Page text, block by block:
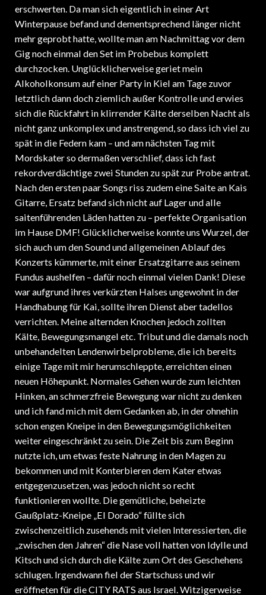
erschwerten. Da man sich eigentlich in einer Art
Winterpause befand und dementsprechend länger nicht
mehr geprobt hatte, wollte man am Nachmittag vor dem
Gig noch einmal den Set im Probebus komplett
durchzocken. Unglücklicherweise geriet mein
Alkoholkonsum auf einer Party in Kiel am Tage zuvor
letztlich dann doch ziemlich außer Kontrolle und erwies
sich die Rückfahrt in klirrender Kälte derselben Nacht als
nicht ganz unkomplex und anstrengend, so dass ich viel zu
spät in die Federn kam – und am nächsten Tag mit
Mordskater so dermaßen verschlief, dass ich fast
rekordverdächtige zwei Stunden zu spät zur Probe antrat.
Nach den ersten paar Songs riss zudem eine Saite an Kais
Gitarre, Ersatz befand sich nicht auf Lager und alle
saitenführenden Läden hatten zu – perfekte Organisation
im Hause DMF! Glücklicherweise konnte uns Wurzel, der
sich auch um den Sound und allgemeinen Ablauf des
Konzerts kümmerte, mit einer Ersatzgitarre aus seinem
Fundus aushelfen – dafür noch einmal vielen Dank! Diese
war aufgrund ihres verkürzten Halses ungewohnt in der
Handhabung für Kai, sollte ihren Dienst aber tadellos
verrichten. Meine alternden Knochen jedoch zollten
Kälte, Bewegungsmangel etc. Tribut und die damals noch
unbehandelten Lendenwirbelprobleme, die ich bereits
einige Tage mit mir herumschleppte, erreichten einen
neuen Höhepunkt. Normales Gehen wurde zum leichten
Hinken, an schmerzfreie Bewegung war nicht zu denken
und ich fand mich mit dem Gedanken ab, in der ohnehin
schon engen Kneipe in den Bewegungsmöglichkeiten
weiter eingeschränkt zu sein. Die Zeit bis zum Beginn
nutzte ich, um etwas feste Nahrung in den Magen zu
bekommen und mit Konterbieren dem Kater etwas
entgegenzusetzen, was jedoch nicht so recht
funktionieren wollte. Die gemütliche, beheizte
Gaußplatz-Kneipe „El Dorado“ füllte sich
zwischenzeitlich zusehends mit vielen Interessierten, die
„zwischen den Jahren“ die Nase voll hatten von Idylle und
Kitsch und sich durch die Kälte zum Ort des Geschehens
schlugen. Irgendwann fiel der Startschuss und wir
eröffneten für die CITY RATS aus Israel. Witzigerweise